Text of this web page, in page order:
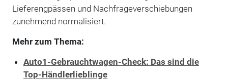
Lieferengpässen und Nachfrageverschiebungen
zunehmend normalisiert.
Mehr zum Thema:
Auto1-Gebrauchtwagen-Check: Das sind die
Top-Händlerlieblinge